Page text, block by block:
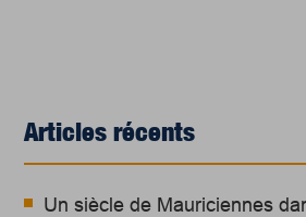
Articles récents
Un siècle de Mauriciennes